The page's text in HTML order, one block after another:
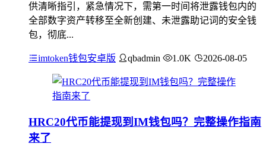
供清晰指引，紧急情况下，需第一时间将泄露钱包内的
全部数字资产转移至全新创建、未泄露助记词的安全钱
包，彻底...
imtoken钱包安卓版 qbadmin 1.0K 2026-08-05
HRC20代币能提现到IM钱包吗？完整操作指南
来了